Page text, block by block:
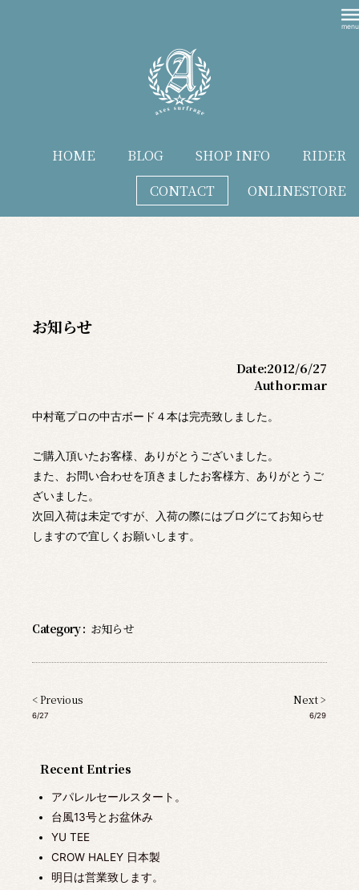
HOME BLOG SHOP INFO
RIDER
CONTACT
ONLINESTORE
Recent Entries
アパレルセールスタート。
台風13号とお盆休み
YU TEE
CROW HALEY 日本製
明日は営業致します。
お知らせ
Date:2012/6/27
Author:mar
中村竜プロの中古ボード４本は完売致しました。
ご購入頂いたお客様、ありがとうございました。
また、お問い合わせを頂きましたお客様方、ありがとうご
ざいました。
次回入荷は未定ですが、入荷の際にはブログにてお知らせ
しますので宜しくお願いします。
Category : お知らせ
< Previous
6/27
Next >
6/29